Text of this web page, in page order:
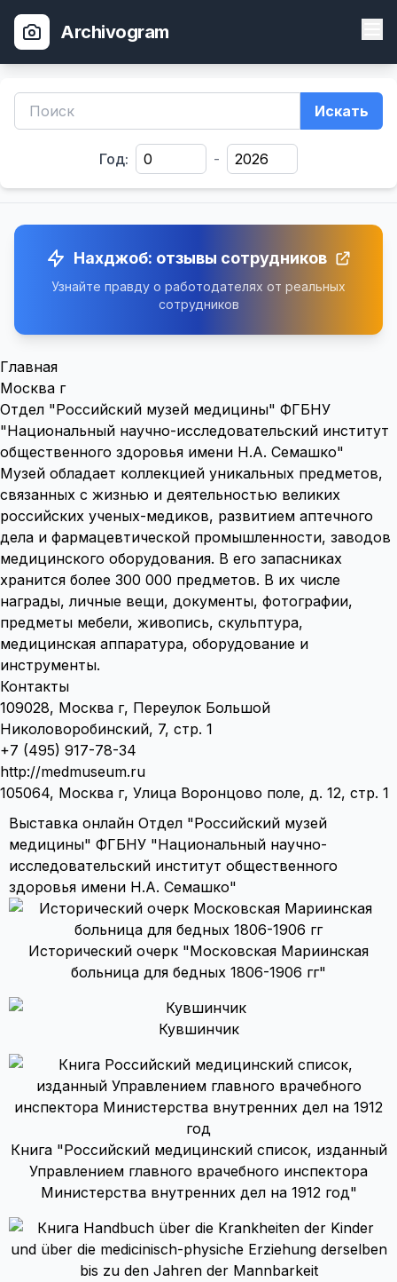
Archivogram
Искать
Год: -
Нахджоб: отзывы сотрудников
Узнайте правду о работодателях от реальных
сотрудников
Главная
Москва г
Отдел "Российский музей медицины" ФГБНУ
"Национальный научно-исследовательский институт
общественного здоровья имени Н.А. Семашко"
Музей обладает коллекцией уникальных предметов,
связанных с жизнью и деятельностью великих
российских ученых-медиков, развитием аптечного
дела и фармацевтической промышленности, заводов
медицинского оборудования. В его запасниках
хранится более 300 000 предметов. В их числе
награды, личные вещи, документы, фотографии,
предметы мебели, живопись, скульптура,
медицинская аппаратура, оборудование и
инструменты.
Контакты
109028, Москва г, Переулок Большой
Николоворобинский, 7, стр. 1
+7 (495) 917-78-34
http://medmuseum.ru
105064, Москва г, Улица Воронцово поле, д. 12, стр. 1
Выставка онлайн Отдел "Российский музей
медицины" ФГБНУ "Национальный научно-
исследовательский институт общественного
здоровья имени Н.А. Семашко"
Исторический очерк "Московская Мариинская
больница для бедных 1806-1906 гг"
Кувшинчик
Книга "Российский медицинский список, изданный
Управлением главного врачебного инспектора
Министерства внутренних дел на 1912 год"